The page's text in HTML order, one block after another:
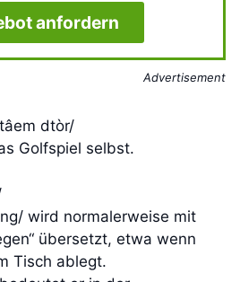
anfordern
Advertisement
dtòr/
Golfspiel selbst.
wird normalerweise mit
übersetzt, etwa wenn
Tisch ablegt.